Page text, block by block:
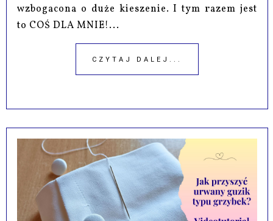
wzbogacona o duże kieszenie. I tym razem jest
to COŚ DLA MNIE!...
CZYTAJ DALEJ...